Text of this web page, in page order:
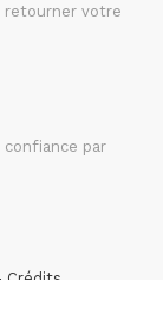
retourner votre
par
Crédits